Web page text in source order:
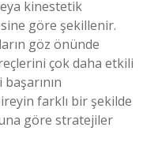
kinestetik
göre şekillenir.
göz önünde
çok daha etkili
farklı bir şekilde
göre stratejiler